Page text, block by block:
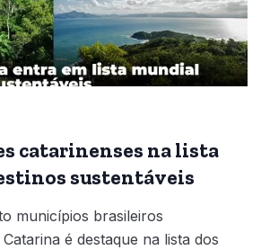
catarinenses na lista
sustentáveis
municípios brasileiros
é destaque na lista dos